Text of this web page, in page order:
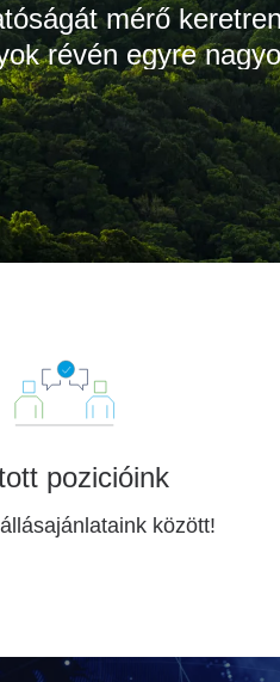
mérő
révén egyre
pozicióink
között!